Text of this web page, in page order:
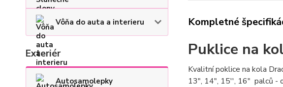
Vôňa do auta a interieru
Exteriér
Autosamolepky
Kompletné
Puklice na
Kvalitní poklice na kola
13", 14", 15'', 16" palců -